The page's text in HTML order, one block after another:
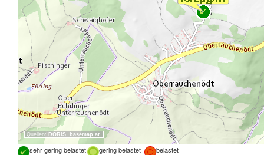
Quellen: DORIS, basemap.at
sehr gering belastet gering belastet
belastet